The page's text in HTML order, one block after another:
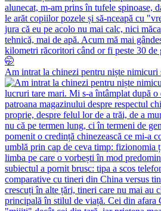
Am intrat la chinezi pentru niște nimicuri